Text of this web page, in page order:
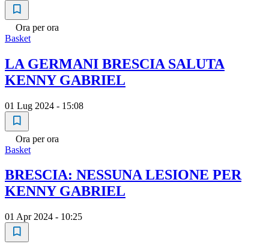
Ora per ora
Basket
LA GERMANI BRESCIA SALUTA
KENNY GABRIEL
01 Lug 2024 - 15:08
Ora per ora
Basket
BRESCIA: NESSUNA LESIONE PER
KENNY GABRIEL
01 Apr 2024 - 10:25